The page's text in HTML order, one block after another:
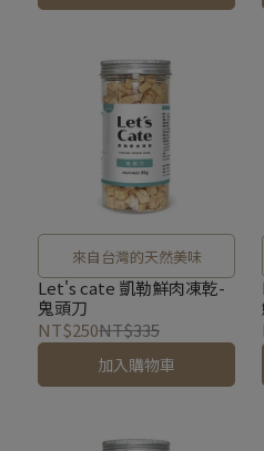
來自台灣的天然美味
Let's cate 凱勒鮮肉凍乾-
鬼頭刀
NT$250NT$335
加入購物車